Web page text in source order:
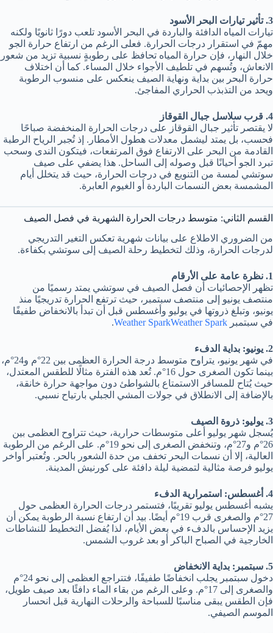
3. تأثير تيارات البحر الأسود
تيارات المياه الدافئة والباردة في البحر الأسود تلعب دورًا ثانويًا ولكنه
مهمّ في استقرار درجات الحرارة. فعلى الرغم من ارتفاع حرارة الجو
خلال النهار، فإن حرارة المياه تحافظ على رطوبةٍ نسبية تزيد من شعور
الانعاش، وتُسهم في تلطيف الأجواء خلال المساء. كما أن اختلاف
حرارة البحر بين بداية ونهاية الصيف ينعكس على منسوب الرطوبة
ويحد من التذبذب الحراري المفاجئ.
4. قرب سلاسل جبال القوقاز
لا يقتصر تأثير جبال القوقاز على درجات الحرارة المنخفضة صباحًا
فحسب، بل يمتد ليشمل معدلات هطول الأمطار. إذ تُجبر الرياح الرطبة
القادمة من البحر على الارتفاع فوق المرتفعات، فيتكون الندى وسحب
تبرد الجو أحيانًا قبل وصوله إلى الساحل. هذا يضفي على صيف
سوتشي لمسة من التنويع في درجات الحرارة، حيث قد يتخلل أيام
المشمسة بعض النسمات الباردة أو الغيوم العابرة.
القسم الثاني: متوسط درجات الحرارة الشهرية في فصل الصيف
من الضروري الاطلاع على بيانات شهرية تعكس التغير التدريجي
لدرجات الحرارة، وذلك لتخطيط رحلة الصيف إلى سوتشي بكفاءة.
1. نظرة عامة على الأرقام
تظهر الإحصائيات أن فصل الصيف في سوتشي يمتد رسميًا من
منتصف يونيو إلى منتصف سبتمبر، حيث ترتفع الحرارة تدريجيًا منذ
يونيو، وتبلغ ذروتها في يوليو وأغسطس قبل أن تبدأ بالانخفاض طفيفًا
في سبتمبر
Weather SparkWeather Spark
.
2. يونيو: بداية الدفء
في شهر يونيو، يتراوح متوسط درجة الحرارة العظمى بين 22°م و24°م،
بينما تكون الصغرى حول 16°م. تُعد هذه الفترة مثالًا للطقس المعتدل،
حيث يُتاح للمسافر الاستمتاع بالشواطئ دون مواجهة حرارة خانقة،
بالإضافة إلى الانطلاق في جولات المشي الجبلي بارتياح نسبي.
3. يوليو: ذروة الصيف
يُسجل شهر يوليو أعلى متوسطات حرارية، حيث تتراوح العظمى بين
26°م و27°م، وتنخفض الصغرى إلى نحو 19°م. على الرغم من الرطوبة
العالية، إلا أن نسمات البحر تخفف من حدة الشعور بالحر. وتُعتبر أواخر
يوليو فرصة مثالية لتمضية ليلة دافئة على كورنيش المدينة.
4. أغسطس: استمرارية الدفء
يشبه أغسطس يوليو تقريبًا، فتستمر درجات الحرارة العظمى حول
27°م والصغرى قرب 19°م أيضًا. بيد أن ارتفاع نسبة الرطوبة يمكن أن
يزيد الإحساس بالدفء في بعض الأيام، لذا يُفضل التخطيط للنشاطات
الخارجية في الصباح الباكر أو بعد غروب الشمس.
5. سبتمبر: بداية الانخفاض
دخول سبتمبر يجلب انخفاضًا طفيفًا، فتتراجع العظمى إلى نحو 24°م
والصغرى إلى 17°م. وعلى الرغم من بقاء الماء دافئًا بعد صيف طويل،
فإن الطقس يبقى مناسبًا للسباحة والرحلات النهارية قبل انحسار
الموسم الصيفي.